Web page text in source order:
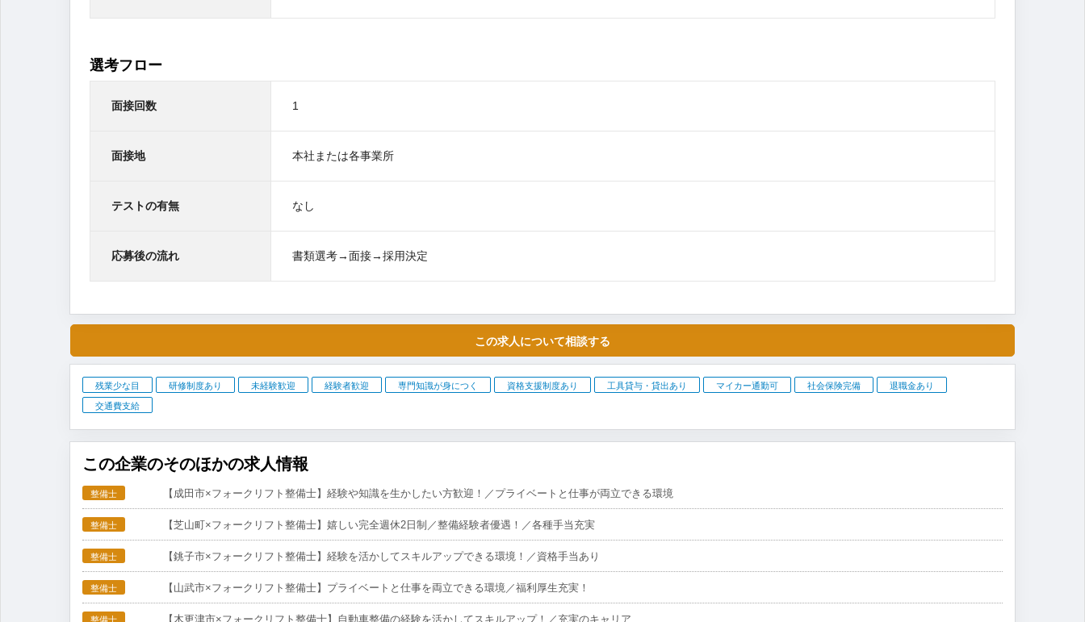
選考フロー
面接回数 1
面接地 本社または各事業所
テストの有無 なし
応募後の流れ 書類選考→面接→採用決定
この求人について相談する
残業少な目 研修制度あり 未経験歓迎 経験者歓迎 専門知識が身につく 資格支援制度あり 工具貸与・貸出あり マイカー通勤可 社会保険完備 退職金あり
交通費支給
この企業のそのほかの求人情報
【成田市×フォークリフト整備士】経験や知識を生かしたい方歓迎！／プライベートと仕事が両立できる環境
整備士
【芝山町×フォークリフト整備士】嬉しい完全週休2日制／整備経験者優遇！／各種手当充実
整備士
【銚子市×フォークリフト整備士】経験を活かしてスキルアップできる環境！／資格手当あり
整備士
【山武市×フォークリフト整備士】プライベートと仕事を両立できる環境／福利厚生充実！
整備士
【木更津市×フォークリフト整備士】自動車整備の経験を活かしてスキルアップ！／充実のキャリア
整備士